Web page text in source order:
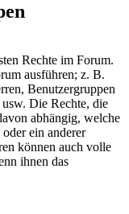
Rechte im Forum.
ausführen; z. B.
Benutzergruppen
Die Rechte, die
abhängig, welche
ein anderer
können auch volle
ihnen das